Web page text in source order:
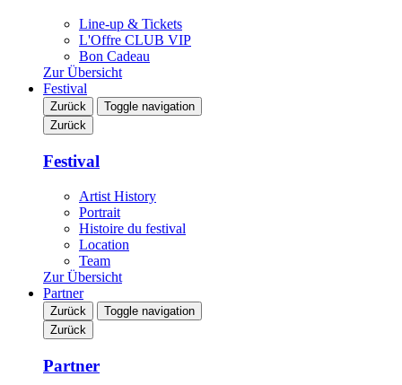
Line-up & Tickets
L'Offre CLUB VIP
Bon Cadeau
Zur Übersicht
Festival
Zurück
Toggle navigation
Zurück
Festival
Artist History
Portrait
Histoire du festival
Location
Team
Zur Übersicht
Partner
Zurück
Toggle navigation
Zurück
Partner